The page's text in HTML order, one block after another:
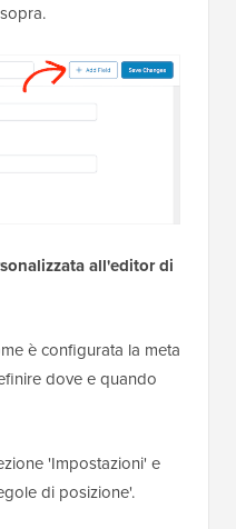
all'editor di
è configurata la meta
dove e quando
'Impostazioni' e
di posizione'.